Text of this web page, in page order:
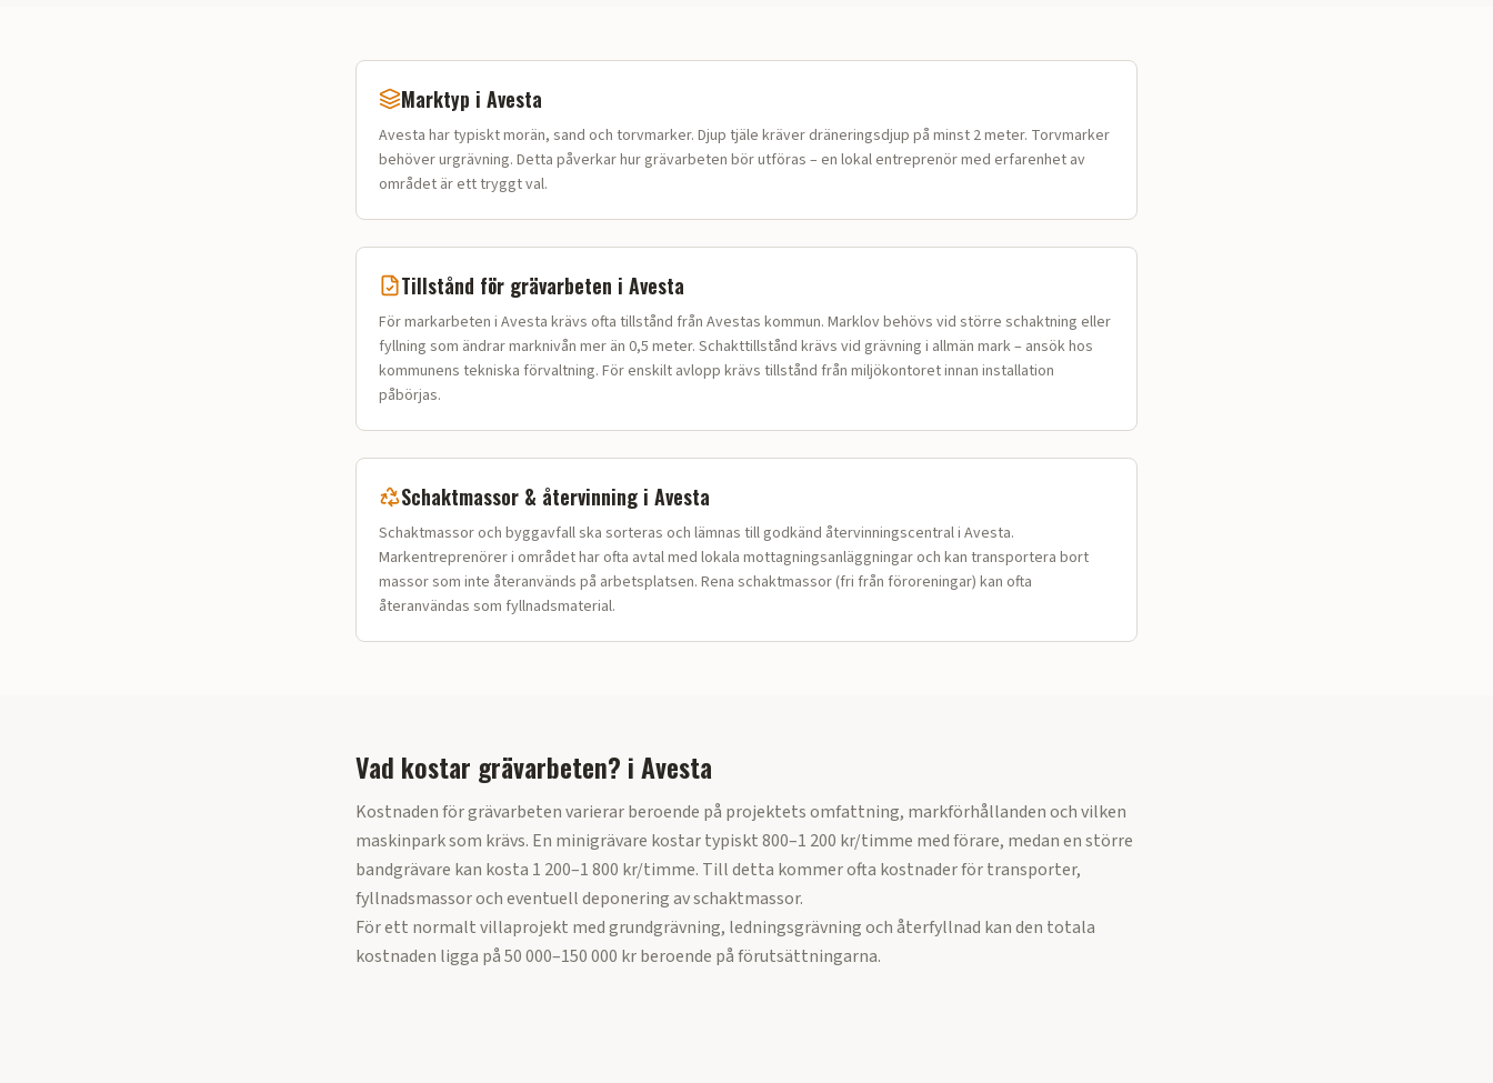
Marktyp i Avesta
Avesta har typisktmorän, sand och torvmarker. Djup tjäle kräver dräneringsdjup på minst 2 meter. Torvmarker
behöver urgrävning. Detta påverkar hur grävarbeten bör utföras – en lokal entreprenör med erfarenhet av
området är ett tryggt val.
Tillstånd för grävarbeten i Avesta
För markarbeten i Avesta krävs ofta tillstånd från Avestas kommun. Marklov behövs vid större schaktning eller
fyllning som ändrar marknivån mer än 0,5 meter. Schakttillstånd krävs vid grävning i allmän mark – ansök hos
kommunens tekniska förvaltning. För enskilt avlopp krävs tillstånd från miljökontoret innan installation
påbörjas.
Schaktmassor & återvinning i Avesta
Schaktmassor och bygg­avfall ska sorteras och lämnas till godkänd återvinningscentral i Avesta.
Markentreprenörer i området har ofta avtal med lokala mottagningsanläggningar och kan transportera bort
massor som inte återanvänds på arbetsplatsen. Rena schaktmassor (fri från föroreningar) kan ofta
återanvändas som fyllnadsmaterial.
Vad kostar grävarbeten? iAvesta
Kostnaden för grävarbeten varierar beroende på projektets omfattning, markförhållanden och vilken
maskinpark som krävs. En minigrävare kostar typiskt 800–1 200 kr/timme med förare, medan en större
bandgrävare kan kosta 1 200–1 800 kr/timme. Till detta kommer ofta kostnader för transporter,
fyllnadsmassor och eventuell deponering av schaktmassor.
För ett normalt villaprojekt med grundgrävning, ledningsgrävning och återfyllnad kan den totala
kostnaden ligga på 50 000–150 000 kr beroende på förutsättningarna.